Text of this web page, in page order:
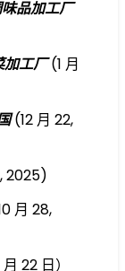
品加工厂
加工厂 (1 月
(12 月 22,
2025)
月 28,
22 日）